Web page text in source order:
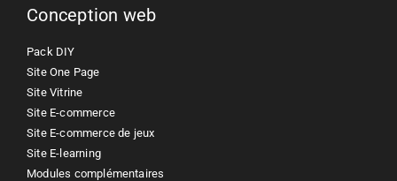
Conception web
Pack DIY
Site One Page
Site Vitrine
Site E-commerce
Site E-commerce de jeux
Site E-learning
Modules complémentaires